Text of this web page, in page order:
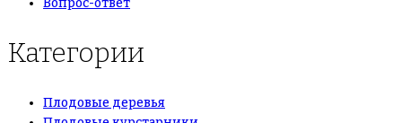
Категории
Плодовые деревья